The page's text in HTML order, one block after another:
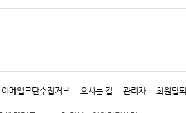
이메일무단수집거부 오시는 길 관리자 회원탈퇴